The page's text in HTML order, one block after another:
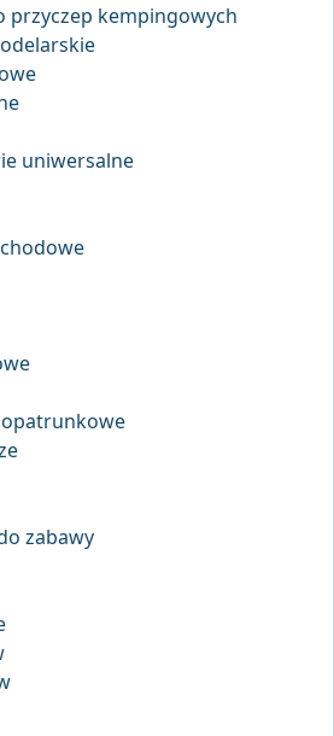
przyczep kempingowych
uniwersalne
opatrunkowe
zabawy